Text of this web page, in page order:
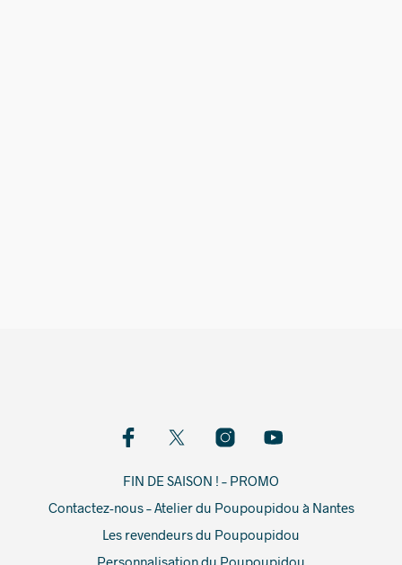
FIN DE SAISON ! – PROMO
Contactez-nous – Atelier du Poupoupidou à Nantes
Les revendeurs du Poupoupidou
Personnalisation du Poupoupidou